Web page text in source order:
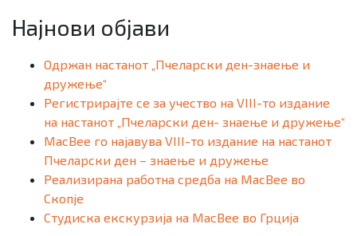
Најнови објави
Одржан настанот „Пчеларски ден-знаење и
дружење“
Регистрирајте се за учество на VIII-то издание
на настанот „Пчеларски ден- знаење и дружење“
MacBee го најавува VIII-то издание на настанот
Пчеларски ден – знаење и дружење
Реализирана работна средба на MacBee во
Скопје
Студиска екскурзија на MacBee во Грција